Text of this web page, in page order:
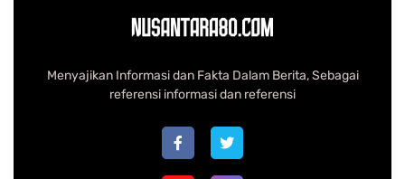
Menyajikan Informasi dan Fakta Dalam Berita, Sebagai
referensi informasi dan referensi